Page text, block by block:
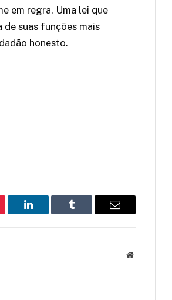
em regra. Uma lei que
suas funções mais
honesto.
LinkedIn Tumblr Email
Website